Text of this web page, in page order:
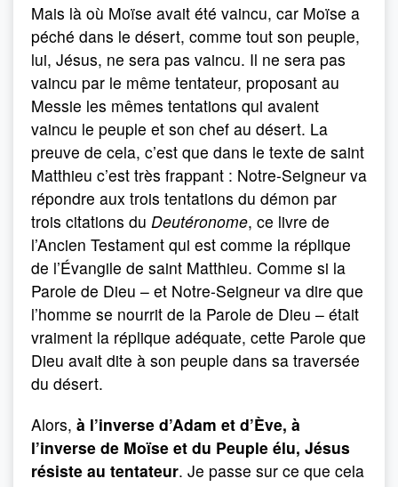
Mais là où Moïse avait été vaincu, car Moïse a
péché dans le désert, comme tout son peuple,
lui, Jésus, ne sera pas vaincu. Il ne sera pas
vaincu par le même tentateur, proposant au
Messie les mêmes tentations qui avaient
vaincu le peuple et son chef au désert. La
preuve de cela, c’est que dans le texte de saint
Matthieu c’est très frappant : Notre-Seigneur va
répondre aux trois tentations du démon par
trois citations du Deutéronome, ce livre de
l’Ancien Testament qui est comme la réplique
de l’Évangile de saint Matthieu. Comme si la
Parole de Dieu – et Notre-Seigneur va dire que
l’homme se nourrit de la Parole de Dieu – était
vraiment la réplique adéquate, cette Parole que
Dieu avait dite à son peuple dans sa traversée
du désert.
Alors, à l’inverse d’Adam et d’Ève, à
l’inverse de Moïse et du Peuple élu, Jésus
résiste au tentateur. Je passe sur ce que cela